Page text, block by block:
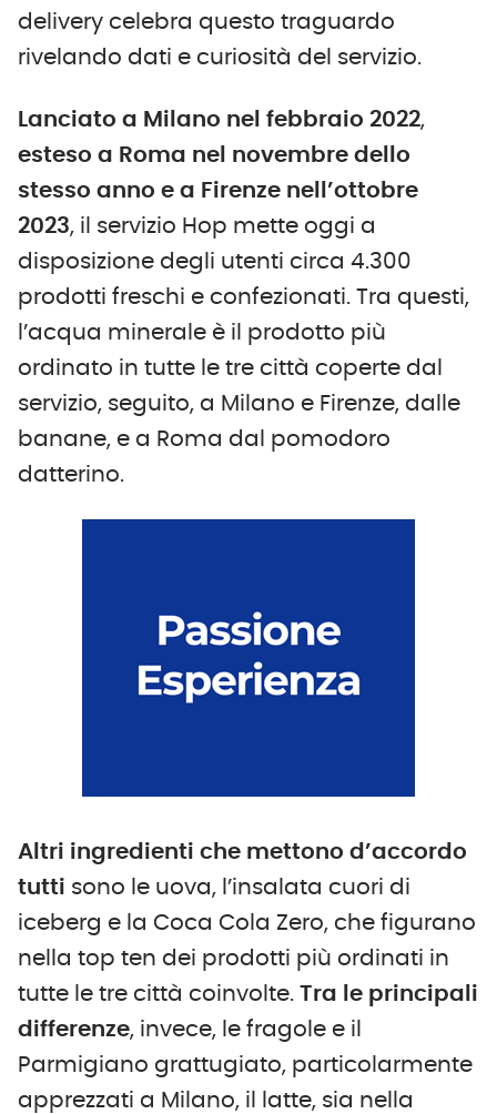
delivery celebra questo traguardo
rivelando dati e curiosità del servizio.
Lanciato a Milano nel febbraio 2022,
esteso a Roma nel novembre dello
stesso anno e a Firenze nell’ottobre
2023, il servizio Hop mette oggi a
disposizione degli utenti circa 4.300
prodotti freschi e confezionati. Tra questi,
l’acqua minerale è il prodotto più
ordinato in tutte le tre città coperte dal
servizio, seguito, a Milano e Firenze, dalle
banane, e a Roma dal pomodoro
datterino.
Altri ingredienti che mettono d’accordo
tutti sono le uova, l’insalata cuori di
iceberg e la Coca Cola Zero, che figurano
nella top ten dei prodotti più ordinati in
tutte le tre città coinvolte. Tra le principali
differenze, invece, le fragole e il
Parmigiano grattugiato, particolarmente
apprezzati a Milano, il latte, sia nella